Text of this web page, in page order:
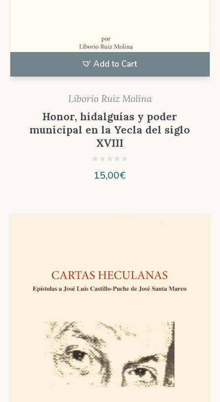
Add to Cart
Liborio Ruiz Molina
Honor, hidalguías y poder
municipal en la Yecla del siglo
XVIII
15,00€